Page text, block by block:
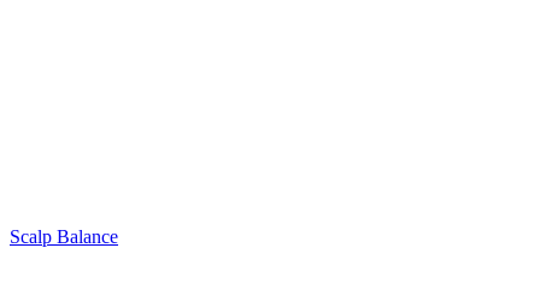
Scalp Balance